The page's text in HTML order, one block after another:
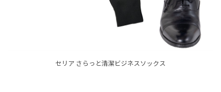
セリア さらっと清潔ビジネスソックス